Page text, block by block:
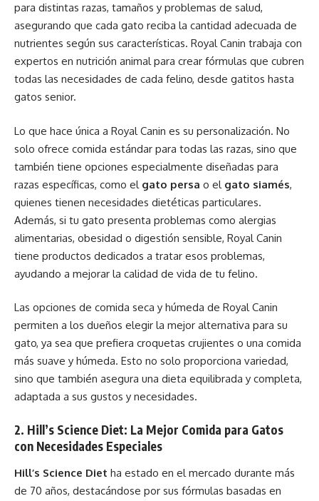
para distintas razas, tamaños y problemas de salud,
asegurando que cada gato reciba la cantidad adecuada de
nutrientes según sus características. Royal Canin trabaja con
expertos en nutrición animal para crear fórmulas que cubren
todas las necesidades de cada felino, desde gatitos hasta
gatos senior.
Lo que hace única a Royal Canin es su personalización. No
solo ofrece comida estándar para todas las razas, sino que
también tiene opciones especialmente diseñadas para
razas específicas, como el gato persa o el gato siamés,
quienes tienen necesidades dietéticas particulares.
Además, si tu gato presenta problemas como alergias
alimentarias, obesidad o digestión sensible, Royal Canin
tiene productos dedicados a tratar esos problemas,
ayudando a mejorar la calidad de vida de tu felino.
Las opciones de comida seca y húmeda de Royal Canin
permiten a los dueños elegir la mejor alternativa para su
gato, ya sea que prefiera croquetas crujientes o una comida
más suave y húmeda. Esto no solo proporciona variedad,
sino que también asegura una dieta equilibrada y completa,
adaptada a sus gustos y necesidades.
2. Hill’s Science Diet: La Mejor Comida para Gatos
con Necesidades Especiales
Hill’s Science Diet ha estado en el mercado durante más
de 70 años, destacándose por sus fórmulas basadas en